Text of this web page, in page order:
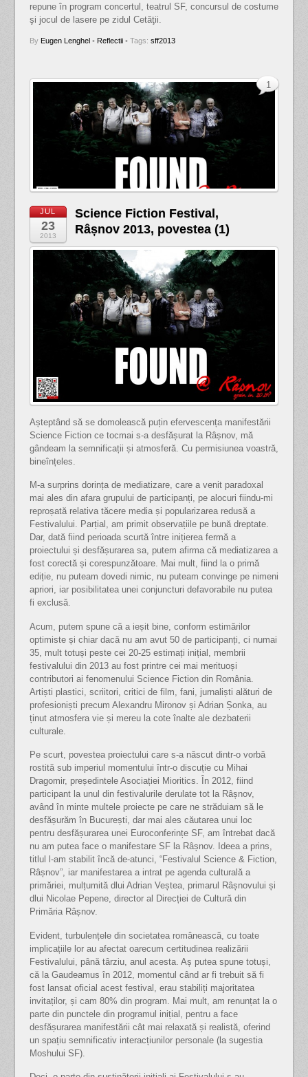
repune în program concertul, teatrul SF, concursul de costume
şi jocul de lasere pe zidul Cetăţii.
By Eugen Lenghel• Reflectii • Tags: sff2013
JUL
23
2013
Science Fiction Festival,
Râșnov 2013, povestea (1)
Așteptând să se domolească puțin efervescența manifestării
Science Fiction ce tocmai s-a desfășurat la Râșnov, mă
gândeam la semnificații și atmosferă. Cu permisiunea voastră,
bineînțeles.
M-a surprins dorința de mediatizare, care a venit paradoxal
mai ales din afara grupului de participanți, pe alocuri fiindu-mi
reproșată relativa tăcere media și popularizarea redusă a
Festivalului. Parțial, am primit observațiile pe bună dreptate.
Dar, dată fiind perioada scurtă între inițierea fermă a
proiectului și desfășurarea sa, putem afirma că mediatizarea a
fost corectă și corespunzătoare. Mai mult, fiind la o primă
ediție, nu puteam dovedi nimic, nu puteam convinge pe nimeni
apriori, iar posibilitatea unei conjuncturi defavorabile nu putea
fi exclusă.
Acum, putem spune că a ieșit bine, conform estimărilor
optimiste și chiar dacă nu am avut 50 de participanți, ci numai
35, mult totuși peste cei 20-25 estimați inițial, membrii
festivalului din 2013 au fost printre cei mai merituoși
contributori ai fenomenului Science Fiction din România.
Artiști plastici, scriitori, critici de film, fani, jurnaliști alături de
profesioniști precum Alexandru Mironov și Adrian Șonka, au
ținut atmosfera vie și mereu la cote înalte ale dezbaterii
culturale.
Pe scurt, povestea proiectului care s-a născut dintr-o vorbă
rostită sub imperiul momentului într-o discuție cu Mihai
Dragomir, președintele Asociației Mioritics. În 2012, fiind
participant la unul din festivalurile derulate tot la Râșnov,
având în minte multele proiecte pe care ne străduiam să le
desfășurăm în București, dar mai ales căutarea unui loc
pentru desfășurarea unei Euroconferințe SF, am întrebat dacă
nu am putea face o manifestare SF la Râșnov. Ideea a prins,
titlul l-am stabilit încă de-atunci, “Festivalul Science & Fiction,
Râșnov”, iar manifestarea a intrat pe agenda culturală a
primăriei, mulțumită dlui Adrian Veștea, primarul Râșnovului și
dlui Nicolae Pepene, director al Direcției de Cultură din
Primăria Râșnov.
Evident, turbulențele din societatea românească, cu toate
implicațiile lor au afectat oarecum certitudinea realizării
Festivalului, până târziu, anul acesta. Aș putea spune totuși,
că la Gaudeamus în 2012, momentul când ar fi trebuit să fi
fost lansat oficial acest festival, erau stabiliți majoritatea
invitaților, și cam 80% din program. Mai mult, am renunțat la o
parte din punctele din programul inițial, pentru a face
desfășurarea manifestării cât mai relaxată și realistă, oferind
un spațiu semnificativ interacțiunilor personale (la sugestia
Moshului SF).
1